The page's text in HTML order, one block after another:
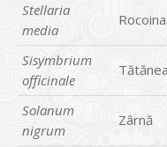
Stellaria
media
Rocoina
Sisymbrium
officinale
Solanum
nigrum
Zârnă